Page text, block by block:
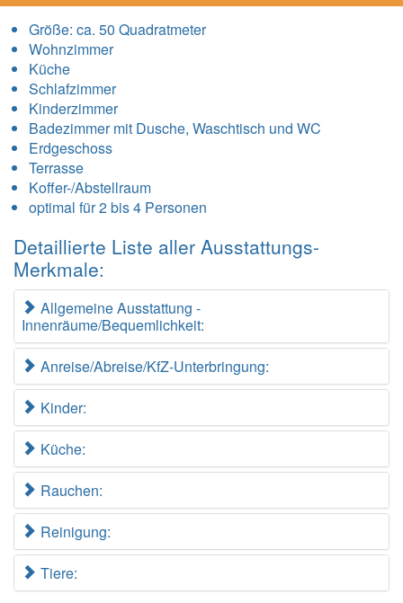
Größe: ca. 50 Quadratmeter
Wohnzimmer
Küche
Schlafzimmer
Kinderzimmer
Badezimmer mit Dusche, Waschtisch und WC
Erdgeschoss
Terrasse
Koffer-/Abstellraum
optimal für 2 bis 4 Personen
Detaillierte Liste aller Ausstattungs-
Merkmale:
Allgemeine Ausstattung -
Innenräume/Bequemlichkeit:
Anreise/Abreise/KfZ-Unterbringung:
Kinder:
Küche:
Rauchen:
Reinigung:
Tiere: